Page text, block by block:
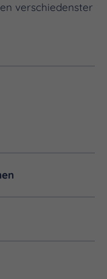
verschiedenster